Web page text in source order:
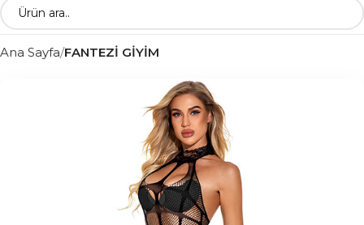
Ana Sayfa FANTEZİ GİYİM